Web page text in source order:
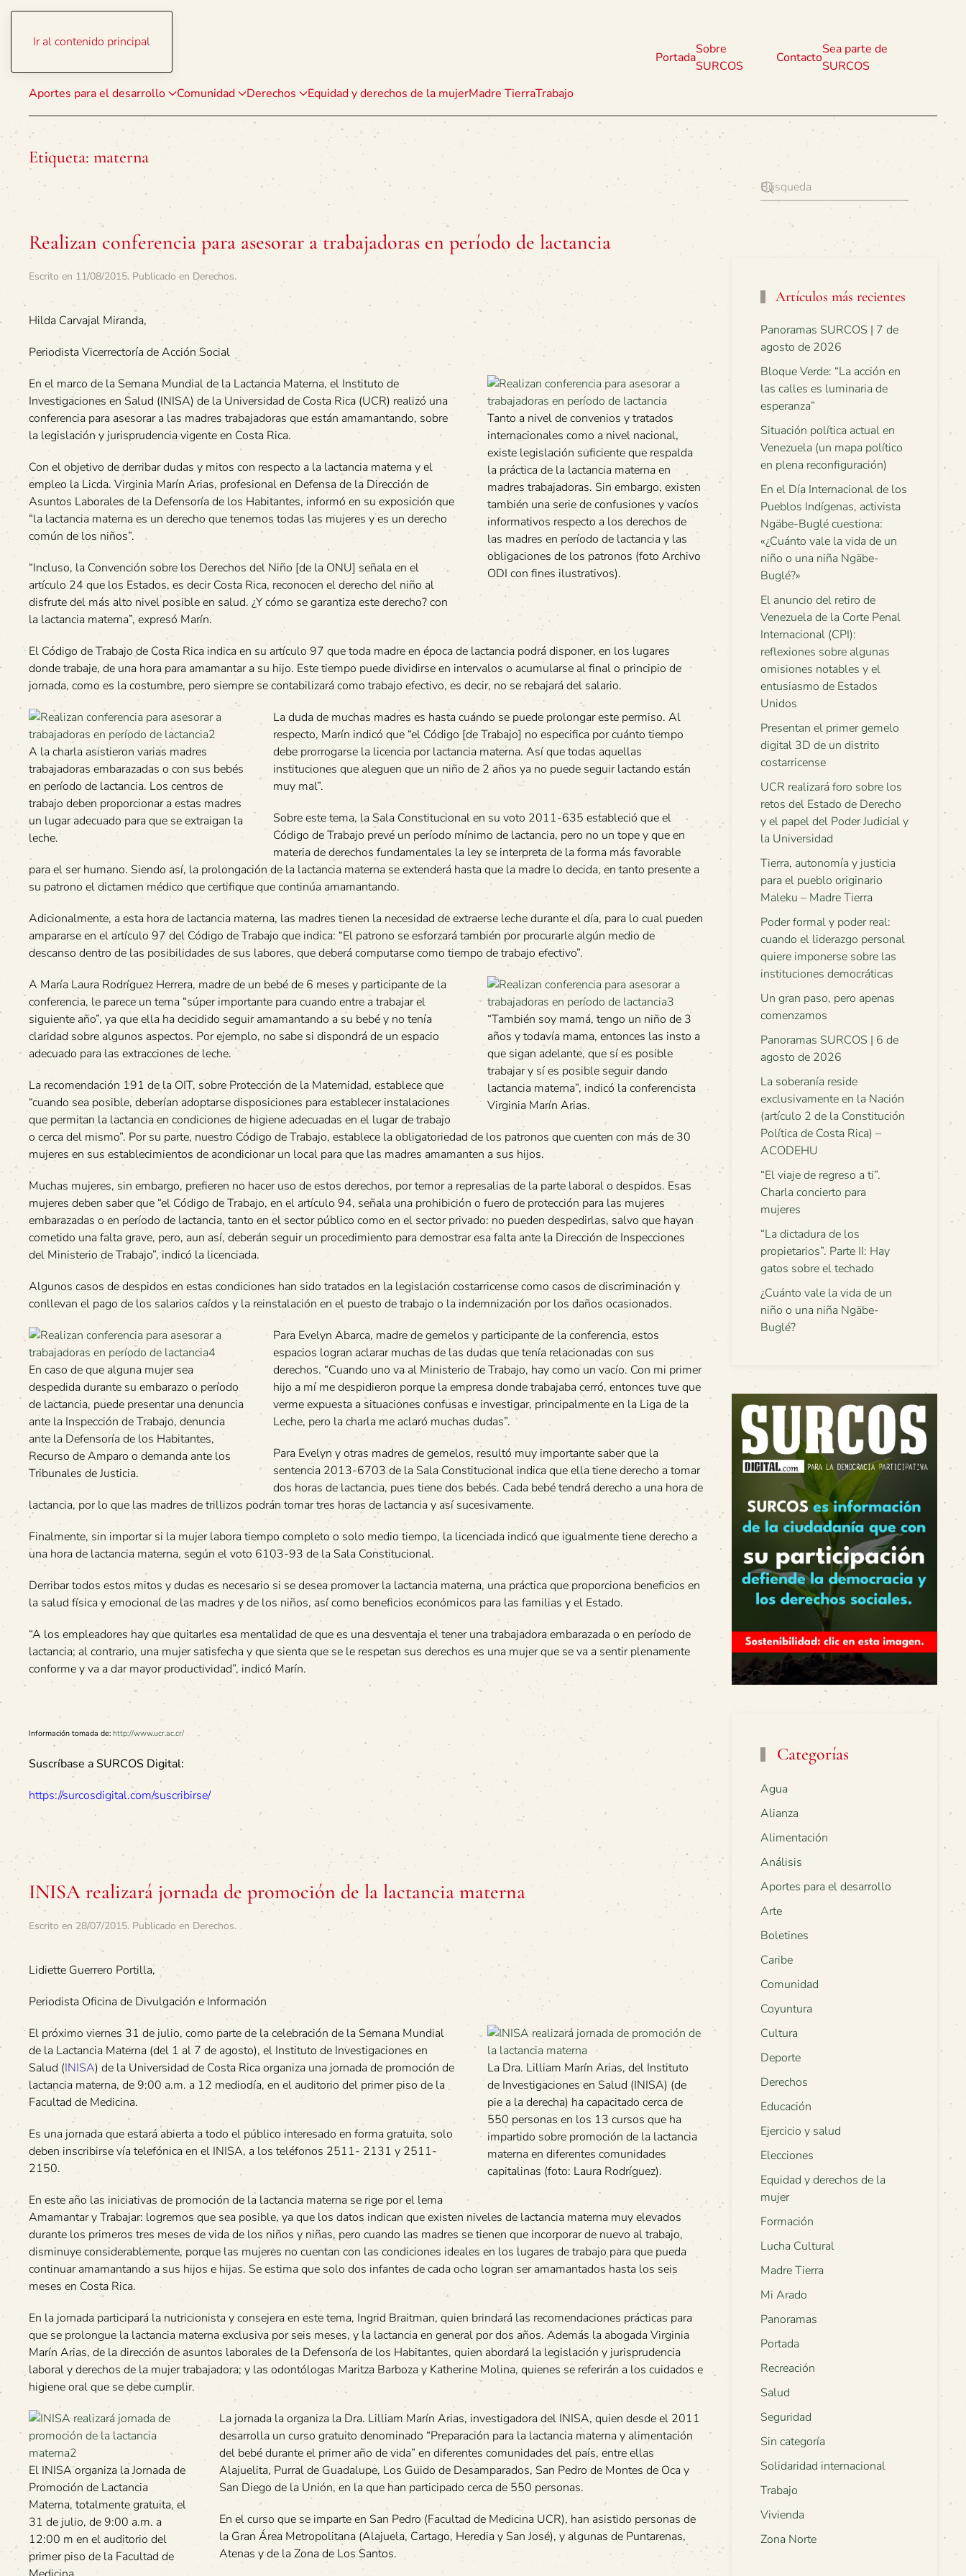
Ir al contenido principal
Aportes para el desarrollo Comunidad Derechos Equidad y derechos de la mujerMadre TierraTrabajo
Portada
Sobre
SURCOS
Contacto
Sea parte de
SURCOS
Etiqueta: materna
Realizan conferencia para asesorar a trabajadoras en período de lactancia
Escrito en 11/08/2015. Publicado en Derechos.
Hilda Carvajal Miranda,
Periodista Vicerrectoría de Acción Social
Tanto a nivel de convenios y tratados
internacionales como a nivel nacional,
existe legislación suficiente que respalda
la práctica de la lactancia materna en
madres trabajadoras. Sin embargo, existen
también una serie de confusiones y vacíos
informativos respecto a los derechos de
las madres en período de lactancia y las
obligaciones de los patronos (foto Archivo
ODI con fines ilustrativos).
En el marco de la Semana Mundial de la Lactancia Materna, el Instituto de
Investigaciones en Salud (INISA) de la Universidad de Costa Rica (UCR) realizó una
conferencia para asesorar a las madres trabajadoras que están amamantando, sobre
la legislación y jurisprudencia vigente en Costa Rica.
Con el objetivo de derribar dudas y mitos con respecto a la lactancia materna y el
empleo la Licda. Virginia Marín Arias, profesional en Defensa de la Dirección de
Asuntos Laborales de la Defensoría de los Habitantes, informó en su exposición que
“la lactancia materna es un derecho que tenemos todas las mujeres y es un derecho
común de los niños”.
“Incluso, la Convención sobre los Derechos del Niño [de la ONU] señala en el
artículo 24 que los Estados, es decir Costa Rica, reconocen el derecho del niño al
disfrute del más alto nivel posible en salud. ¿Y cómo se garantiza este derecho? con
la lactancia materna”, expresó Marín.
El Código de Trabajo de Costa Rica indica en su artículo 97 que toda madre en época de lactancia podrá disponer, en los lugares
donde trabaje, de una hora para amamantar a su hijo. Este tiempo puede dividirse en intervalos o acumularse al final o principio de
jornada, como es la costumbre, pero siempre se contabilizará como trabajo efectivo, es decir, no se rebajará del salario.
A la charla asistieron varias madres
trabajadoras embarazadas o con sus bebés
en período de lactancia. Los centros de
trabajo deben proporcionar a estas madres
un lugar adecuado para que se extraigan la
leche.
La duda de muchas madres es hasta cuándo se puede prolongar este permiso. Al
respecto, Marín indicó que “el Código [de Trabajo] no especifica por cuánto tiempo
debe prorrogarse la licencia por lactancia materna. Así que todas aquellas
instituciones que aleguen que un niño de 2 años ya no puede seguir lactando están
muy mal”.
Sobre este tema, la Sala Constitucional en su voto 2011-635 estableció que el
Código de Trabajo prevé un período mínimo de lactancia, pero no un tope y que en
materia de derechos fundamentales la ley se interpreta de la forma más favorable
para el ser humano. Siendo así, la prolongación de la lactancia materna se extenderá hasta que la madre lo decida, en tanto presente a
su patrono el dictamen médico que certifique que continúa amamantando.
Adicionalmente, a esta hora de lactancia materna, las madres tienen la necesidad de extraerse leche durante el día, para lo cual pueden
ampararse en el artículo 97 del Código de Trabajo que indica: “El patrono se esforzará también por procurarle algún medio de
descanso dentro de las posibilidades de sus labores, que deberá computarse como tiempo de trabajo efectivo”.
“También soy mamá, tengo un niño de 3
años y todavía mama, entonces las insto a
que sigan adelante, que sí es posible
trabajar y sí es posible seguir dando
lactancia materna”, indicó la conferencista
Virginia Marín Arias.
A María Laura Rodríguez Herrera, madre de un bebé de 6 meses y participante de la
conferencia, le parece un tema “súper importante para cuando entre a trabajar el
siguiente año”, ya que ella ha decidido seguir amamantando a su bebé y no tenía
claridad sobre algunos aspectos. Por ejemplo, no sabe si dispondrá de un espacio
adecuado para las extracciones de leche.
La recomendación 191 de la OIT, sobre Protección de la Maternidad, establece que
“cuando sea posible, deberían adoptarse disposiciones para establecer instalaciones
que permitan la lactancia en condiciones de higiene adecuadas en el lugar de trabajo
o cerca del mismo”. Por su parte, nuestro Código de Trabajo, establece la obligatoriedad de los patronos que cuenten con más de 30
mujeres en sus establecimientos de acondicionar un local para que las madres amamanten a sus hijos.
Muchas mujeres, sin embargo, prefieren no hacer uso de estos derechos, por temor a represalias de la parte laboral o despidos. Esas
mujeres deben saber que “el Código de Trabajo, en el artículo 94, señala una prohibición o fuero de protección para las mujeres
embarazadas o en período de lactancia, tanto en el sector público como en el sector privado: no pueden despedirlas, salvo que hayan
cometido una falta grave, pero, aun así, deberán seguir un procedimiento para demostrar esa falta ante la Dirección de Inspecciones
del Ministerio de Trabajo”, indicó la licenciada.
Algunos casos de despidos en estas condiciones han sido tratados en la legislación costarricense como casos de discriminación y
conllevan el pago de los salarios caídos y la reinstalación en el puesto de trabajo o la indemnización por los daños ocasionados.
En caso de que alguna mujer sea
despedida durante su embarazo o período
de lactancia, puede presentar una denuncia
ante la Inspección de Trabajo, denuncia
ante la Defensoría de los Habitantes,
Recurso de Amparo o demanda ante los
Tribunales de Justicia.
Para Evelyn Abarca, madre de gemelos y participante de la conferencia, estos
espacios logran aclarar muchas de las dudas que tenía relacionadas con sus
derechos. “Cuando uno va al Ministerio de Trabajo, hay como un vacío. Con mi primer
hijo a mí me despidieron porque la empresa donde trabajaba cerró, entonces tuve que
verme expuesta a situaciones confusas e investigar, principalmente en la Liga de la
Leche, pero la charla me aclaró muchas dudas”.
Para Evelyn y otras madres de gemelos, resultó muy importante saber que la
sentencia 2013-6703 de la Sala Constitucional indica que ella tiene derecho a tomar
dos horas de lactancia, pues tiene dos bebés. Cada bebé tendrá derecho a una hora de
lactancia, por lo que las madres de trillizos podrán tomar tres horas de lactancia y así sucesivamente.
Finalmente, sin importar si la mujer labora tiempo completo o solo medio tiempo, la licenciada indicó que igualmente tiene derecho a
una hora de lactancia materna, según el voto 6103-93 de la Sala Constitucional.
Derribar todos estos mitos y dudas es necesario si se desea promover la lactancia materna, una práctica que proporciona beneficios en
la salud física y emocional de las madres y de los niños, así como beneficios económicos para las familias y el Estado.
“A los empleadores hay que quitarles esa mentalidad de que es una desventaja el tener una trabajadora embarazada o en período de
lactancia; al contrario, una mujer satisfecha y que sienta que se le respetan sus derechos es una mujer que se va a sentir plenamente
conforme y va a dar mayor productividad”, indicó Marín.
Información tomada de: http://www.ucr.ac.cr/
Suscríbase a SURCOS Digital:
https://surcosdigital.com/suscribirse/
INISA realizará jornada de promoción de la lactancia materna
Escrito en 28/07/2015. Publicado en Derechos.
Lidiette Guerrero Portilla,
Periodista Oficina de Divulgación e Información
La Dra. Lilliam Marín Arias, del Instituto
de Investigaciones en Salud (INISA) (de
pie a la derecha) ha capacitado cerca de
550 personas en los 13 cursos que ha
impartido sobre promoción de la lactancia
materna en diferentes comunidades
capitalinas (foto: Laura Rodríguez).
El próximo viernes 31 de julio, como parte de la celebración de la Semana Mundial
de la Lactancia Materna (del 1 al 7 de agosto), el Instituto de Investigaciones en
Salud (INISA) de la Universidad de Costa Rica organiza una jornada de promoción de
lactancia materna, de 9:00 a.m. a 12 mediodía, en el auditorio del primer piso de la
Facultad de Medicina.
Es una jornada que estará abierta a todo el público interesado en forma gratuita, solo
deben inscribirse vía telefónica en el INISA, a los teléfonos 2511- 2131 y 2511-
2150.
En este año las iniciativas de promoción de la lactancia materna se rige por el lema
Amamantar y Trabajar: logremos que sea posible, ya que los datos indican que existen niveles de lactancia materna muy elevados
durante los primeros tres meses de vida de los niños y niñas, pero cuando las madres se tienen que incorporar de nuevo al trabajo,
disminuye considerablemente, porque las mujeres no cuentan con las condiciones ideales en los lugares de trabajo para que pueda
continuar amamantando a sus hijos e hijas. Se estima que solo dos infantes de cada ocho logran ser amamantados hasta los seis
meses en Costa Rica.
En la jornada participará la nutricionista y consejera en este tema, Ingrid Braitman, quien brindará las recomendaciones prácticas para
que se prolongue la lactancia materna exclusiva por seis meses, y la lactancia en general por dos años. Además la abogada Virginia
Marín Arias, de la dirección de asuntos laborales de la Defensoría de los Habitantes, quien abordará la legislación y jurisprudencia
laboral y derechos de la mujer trabajadora; y las odontólogas Maritza Barboza y Katherine Molina, quienes se referirán a los cuidados e
higiene oral que se debe cumplir.
El INISA organiza la Jornada de
Promoción de Lactancia
Materna, totalmente gratuita, el
31 de julio, de 9:00 a.m. a
12:00 m en el auditorio del
primer piso de la Facultad de
La jornada la organiza la Dra. Lilliam Marín Arias, investigadora del INISA, quien desde el 2011
desarrolla un curso gratuito denominado “Preparación para la lactancia materna y alimentación
del bebé durante el primer año de vida” en diferentes comunidades del país, entre ellas
Alajuelita, Purral de Guadalupe, Los Guido de Desamparados, San Pedro de Montes de Oca y
San Diego de la Unión, en la que han participado cerca de 550 personas.
En el curso que se imparte en San Pedro (Facultad de Medicina UCR), han asistido personas de
la Gran Área Metropolitana (Alajuela, Cartago, Heredia y San José), y algunas de Puntarenas,
Atenas y de la Zona de Los Santos.
Artículos más recientes
Panoramas SURCOS | 7 de
agosto de 2026
Bloque Verde: “La acción en
las calles es luminaria de
esperanza”
Situación política actual en
Venezuela (un mapa político
en plena reconfiguración)
En el Día Internacional de los
Pueblos Indígenas, activista
Ngäbe-Buglé cuestiona:
«¿Cuánto vale la vida de un
niño o una niña Ngäbe-
Buglé?»
El anuncio del retiro de
Venezuela de la Corte Penal
Internacional (CPI):
reflexiones sobre algunas
omisiones notables y el
entusiasmo de Estados
Unidos
Presentan el primer gemelo
digital 3D de un distrito
costarricense
UCR realizará foro sobre los
retos del Estado de Derecho
y el papel del Poder Judicial y
la Universidad
Tierra, autonomía y justicia
para el pueblo originario
Maleku – Madre Tierra
Poder formal y poder real:
cuando el liderazgo personal
quiere imponerse sobre las
instituciones democráticas
Un gran paso, pero apenas
comenzamos
Panoramas SURCOS | 6 de
agosto de 2026
La soberanía reside
exclusivamente en la Nación
(artículo 2 de la Constitución
Política de Costa Rica) –
ACODEHU
“El viaje de regreso a ti”.
Charla concierto para
mujeres
“La dictadura de los
propietarios”. Parte II: Hay
gatos sobre el techado
¿Cuánto vale la vida de un
niño o una niña Ngäbe-
Buglé?
Categorías
Agua
Alianza
Alimentación
Análisis
Aportes para el desarrollo
Arte
Boletines
Caribe
Comunidad
Coyuntura
Cultura
Deporte
Derechos
Educación
Ejercicio y salud
Elecciones
Equidad y derechos de la
mujer
Formación
Lucha Cultural
Madre Tierra
Mi Arado
Panoramas
Portada
Recreación
Salud
Seguridad
Sin categoría
Solidaridad internacional
Trabajo
Vivienda
Zona Norte